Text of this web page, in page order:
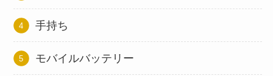
手持ち
モバイルバッテリー